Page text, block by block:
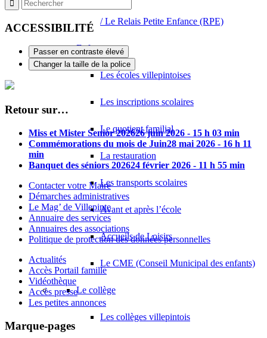
/ Le Relais Petite Enfance (RPE)
Enfance
Les écoles villepintoises
Les inscriptions scolaires
Le quotient familial
La restauration
Les transports scolaires
Avant et après l’école
Accueils de Loisirs
Le CME (Conseil Municipal des enfants)
Le collège
Les collèges villepintois
ACCESSIBILITÉ
Passer en contraste élevé
Changer la taille de la police
Retour sur…
Miss et Mister Senior 202626 juin 2026 - 15 h 03 min
Commémorations du mois de Juin28 mai 2026 - 16 h 11
min
Banquet des séniors 202624 février 2026 - 11 h 55 min
Contacter votre Maire
Démarches administratives
Le Mag’ de Villepinte
Annuaire des services
Annuaires des associations
Politique de protection des données personnelles
Actualités
Accès Portail famille
Vidéothèque
Accès presse
Les petites annonces
Marque-pages